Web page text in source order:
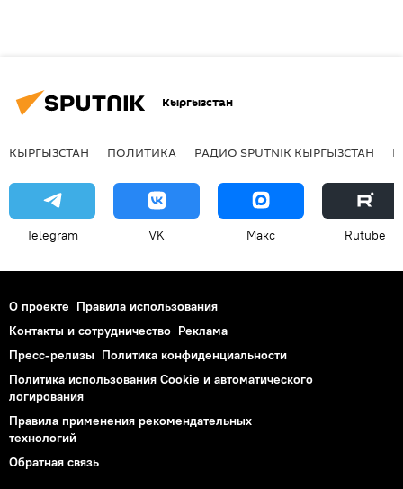
Кыргызстан
КЫРГЫЗСТАН ПОЛИТИКА РАДИО SPUTNIK КЫРГЫЗСТАН
Telegram VK Макс Rutube
О проекте Правила использования
Контакты и сотрудничество Реклама
Пресс-релизы Политика конфиденциальности
Политика использования Cookie и автоматического
логирования
Правила применения рекомендательных
технологий
Обратная связь